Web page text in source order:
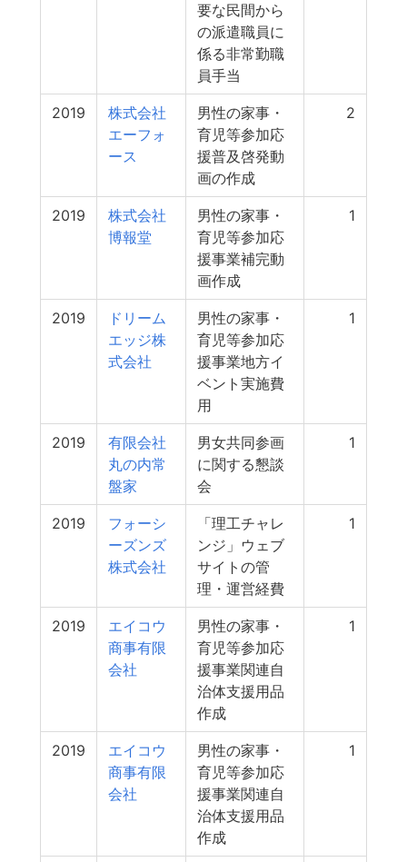
要な民間から
の派遣職員に
係る非常勤職
員手当
2019
株式会社
エーフォ
ース
男性の家事・
育児等参加応
援普及啓発動
画の作成
2
2019
株式会社
博報堂
男性の家事・
育児等参加応
援事業補完動
画作成
1
2019
ドリーム
エッジ株
式会社
男性の家事・
育児等参加応
援事業地方イ
ベント実施費
用
1
2019
有限会社
丸の内常
盤家
男女共同参画
に関する懇談
会
1
2019
フォーシ
ーズンズ
株式会社
「理工チャレ
ンジ」ウェブ
サイトの管
理・運営経費
1
2019
エイコウ
商事有限
会社
男性の家事・
育児等参加応
援事業関連自
治体支援用品
作成
1
2019
エイコウ
商事有限
会社
男性の家事・
育児等参加応
援事業関連自
治体支援用品
作成
1